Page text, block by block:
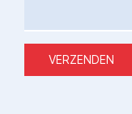
VERZENDEN